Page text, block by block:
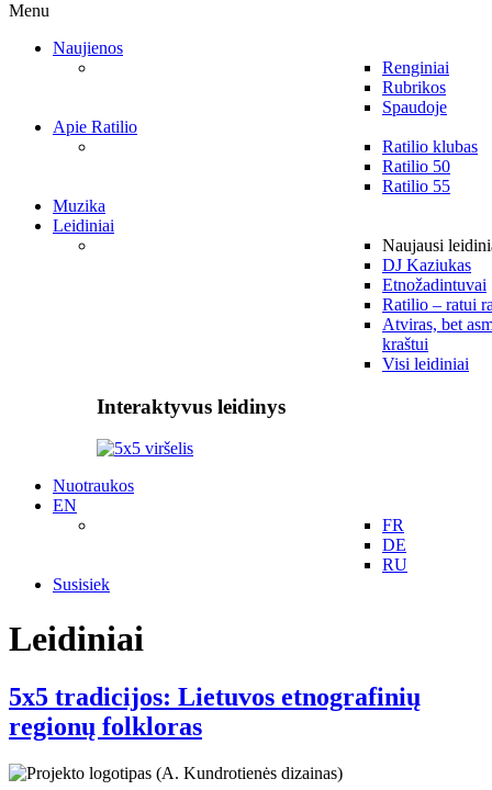
Menu
Naujienos
Renginiai
Rubrikos
Spaudoje
Apie Ratilio
Ratilio klubas
Ratilio 50
Ratilio 55
Muzika
Leidiniai
Naujausi
DJ Kaziukas
Etnožadintuvai
Ratilio – ratui
Atviras, bet
kraštui
Visi leidiniai
Interaktyvus leidinys
Nuotraukos
EN
FR
DE
RU
Susisiek
Leidiniai
5x5 tradicijos: Lietuvos etnografinių
regionų folkloras